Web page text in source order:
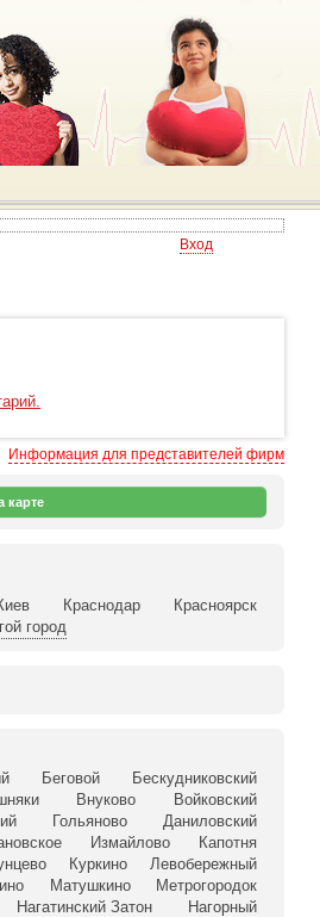
Вход
Информация для представителей фирм
карте
Краснодар
Красноярск
город
Беговой
Бескудниковский
Внуково
Войковский
Гольяново
Даниловский
Измайлово
Капотня
Куркино
Левобережный
Матушкино
Метрогородок
Нагатинский Затон
Нагорный